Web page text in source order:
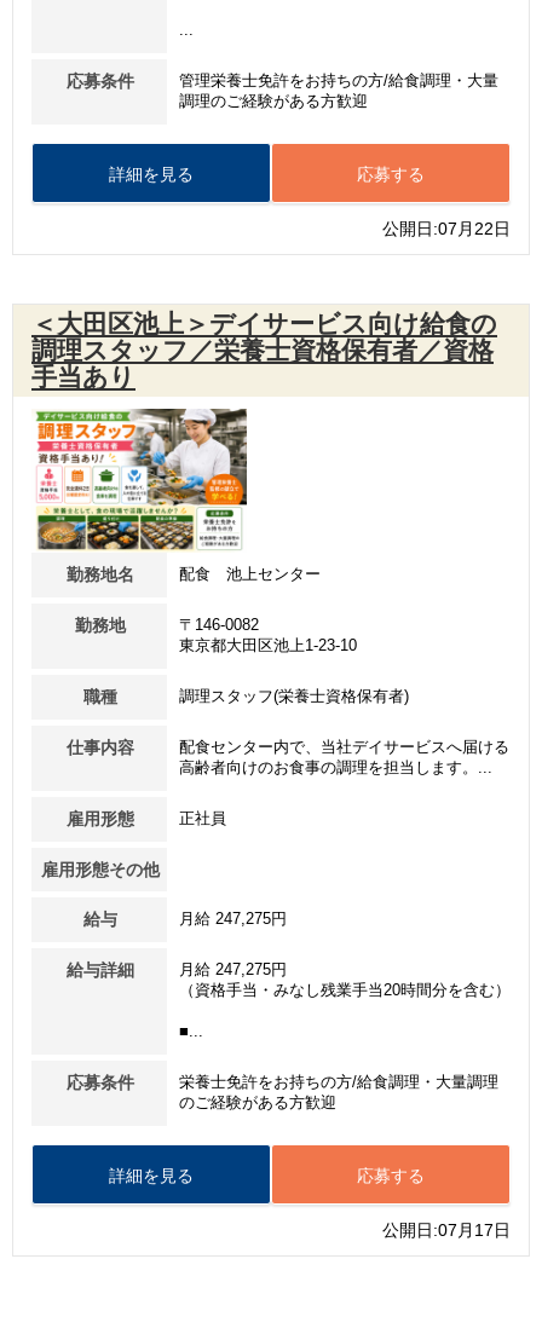
...
応募条件
管理栄養士免許をお持ちの方/給食調理・大量
調理のご経験がある方歓迎
応募する
詳細を見る
公開日:07月22日
＜大田区池上＞デイサービス向け給食の
調理スタッフ／栄養士資格保有者／資格
手当あり
勤務地名 配食 池上センター
勤務地
〒146-0082
東京都大田区池上1-23-10
職種 調理スタッフ(栄養士資格保有者)
仕事内容
配食センター内で、当社デイサービスへ届ける
高齢者向けのお食事の調理を担当します。...
雇用形態 正社員
雇用形態その他
給与 月給 247,275円
給与詳細
月給 247,275円
（資格手当・みなし残業手当20時間分を含む）
■...
応募条件
栄養士免許をお持ちの方/給食調理・大量調理
のご経験がある方歓迎
応募する
詳細を見る
公開日:07月17日